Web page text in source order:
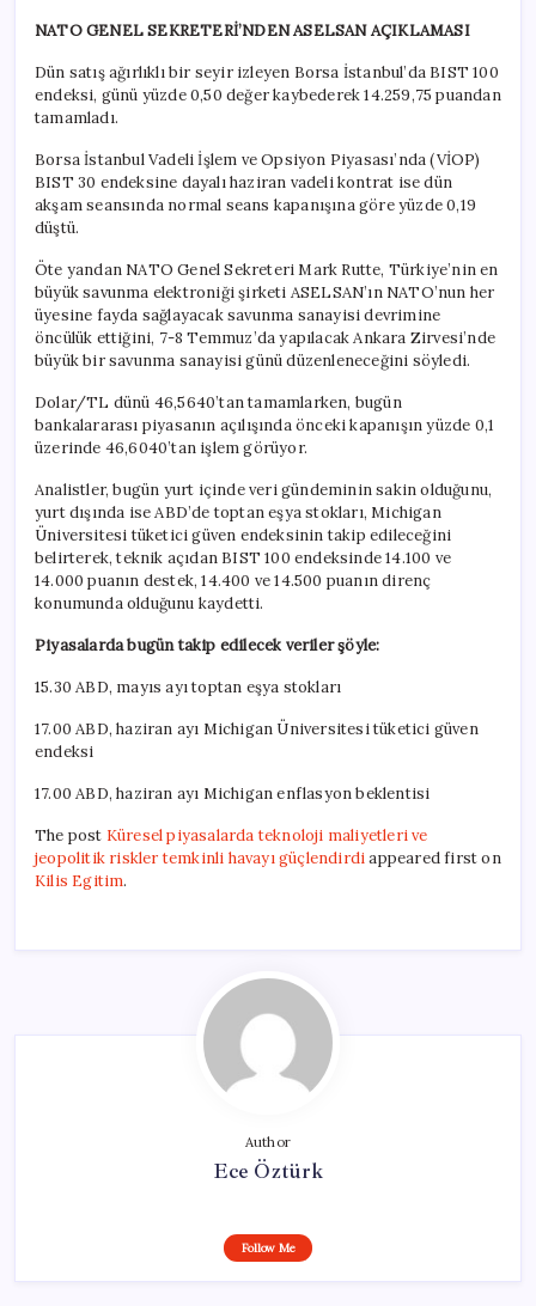
NATO GENEL SEKRETERİ’NDEN ASELSAN AÇIKLAMASI
Dün satış ağırlıklı bir seyir izleyen Borsa İstanbul’da BIST 100
endeksi, günü yüzde 0,50 değer kaybederek 14.259,75 puandan
tamamladı.
Borsa İstanbul Vadeli İşlem ve Opsiyon Piyasası’nda (VİOP)
BIST 30 endeksine dayalı haziran vadeli kontrat ise dün
akşam seansında normal seans kapanışına göre yüzde 0,19
düştü.
Öte yandan NATO Genel Sekreteri Mark Rutte, Türkiye’nin en
büyük savunma elektroniği şirketi ASELSAN’ın NATO’nun her
üyesine fayda sağlayacak savunma sanayisi devrimine
öncülük ettiğini, 7-8 Temmuz’da yapılacak Ankara Zirvesi’nde
büyük bir savunma sanayisi günü düzenleneceğini söyledi.
Dolar/TL dünü 46,5640’tan tamamlarken, bugün
bankalararası piyasanın açılışında önceki kapanışın yüzde 0,1
üzerinde 46,6040’tan işlem görüyor.
Analistler, bugün yurt içinde veri gündeminin sakin olduğunu,
yurt dışında ise ABD’de toptan eşya stokları, Michigan
Üniversitesi tüketici güven endeksinin takip edileceğini
belirterek, teknik açıdan BIST 100 endeksinde 14.100 ve
14.000 puanın destek, 14.400 ve 14.500 puanın direnç
konumunda olduğunu kaydetti.
Piyasalarda bugün takip edilecek veriler şöyle:
15.30 ABD, mayıs ayı toptan eşya stokları
17.00 ABD, haziran ayı Michigan Üniversitesi tüketici güven
endeksi
17.00 ABD, haziran ayı Michigan enflasyon beklentisi
The post Küresel piyasalarda teknoloji maliyetleri ve
jeopolitik riskler temkinli havayı güçlendirdiappeared first on
Kilis Egitim.
Author
Ece Öztürk
Follow Me